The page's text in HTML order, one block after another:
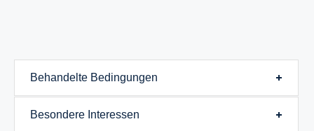
Behandelte Bedingungen
Besondere Interessen